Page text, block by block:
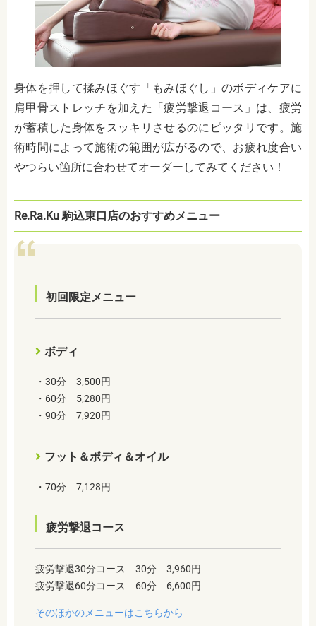
身体を押して揉みほぐす「もみほぐし」のボディケアに
肩甲骨ストレッチを加えた「疲労撃退コース」は、疲労
が蓄積した身体をスッキリさせるのにピッタリです。施
術時間によって施術の範囲が広がるので、お疲れ度合い
やつらい箇所に合わせてオーダーしてみてください！
Re.Ra.Ku 駒込東口店のおすすめメニュー
初回限定メニュー
ボディ
・30分 3,500円
・60分 5,280円
・90分 7,920円
フット＆ボディ＆オイル
・70分 7,128円
疲労撃退コース
疲労撃退30分コース 30分 3,960円
疲労撃退60分コース 60分 6,600円
そのほかのメニューはこちらから